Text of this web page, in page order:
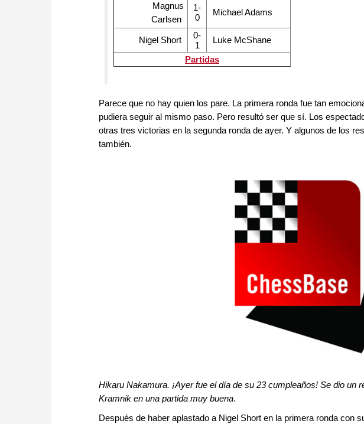
Magnus
Carlsen
1-
0
Michael Adams
Nigel Short
0-
1
Luke McShane
Partidas
Parece que no hay quien los pare. La primera ronda fue tan
pudiera seguir al mismo paso. Pero resultó ser que sí. Los
otras tres victorias en la segunda ronda de ayer. Y algunos de los
también.
Hikaru Nakamura. ¡Ayer fue el día de su 23 cumpleaños! Se dio un
Kramnik en una partida muy buena.
Después de haber aplastado a Nigel Short en la primera ronda con